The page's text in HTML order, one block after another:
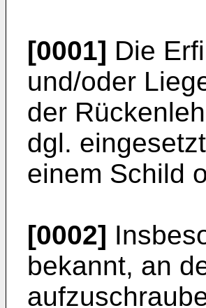
[0001] Die
und/oder
der
dgl.
einem Schild
[0002]
bekannt, an